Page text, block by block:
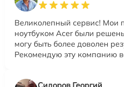
Великолепный сервис! Мои
ноутбуком Acer были
могу быть более доволен
Рекомендую эту компанию
Сидоров Георгий